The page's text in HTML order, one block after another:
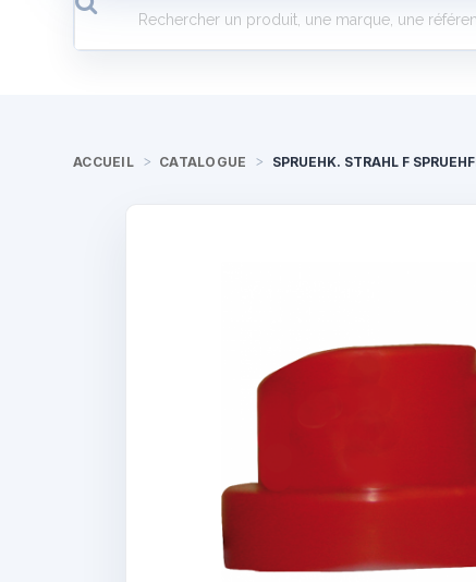
ACCUEIL CATALOGUE SPRUEHK. STRAHL F